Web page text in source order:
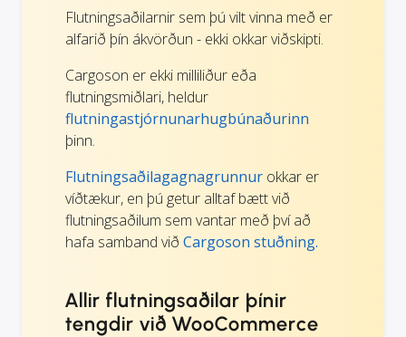
Flutningsaðilarnir sem þú vilt vinna með er
alfarið þín ákvörðun - ekki okkar viðskipti.
Cargoson er ekki milliliður eða
flutningsmiðlari, heldur
flutningastjórnunarhugbúnaðurinn
þinn.
Flutningsaðilagagnagrunnur okkar er
víðtækur, en þú getur alltaf bætt við
flutningsaðilum sem vantar með því að
hafa samband við Cargoson stuðning.
Allir flutningsaðilar þínir
tengdir við WooCommerce